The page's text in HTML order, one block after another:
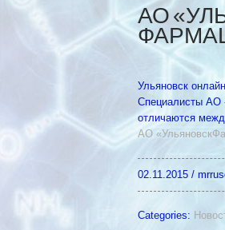
АО
Ульяновск
Специалисты АО
отличаются
АО
02.11.2015 /
Categories: